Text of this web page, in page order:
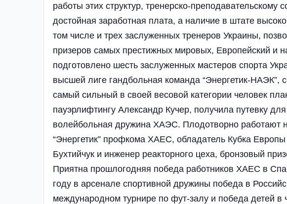
работы этих структур, тренерско-преподавательскому
достойная заработная плата, а наличие в штате
том числе и трех заслуженных тренеров Украины,
призеров самых престижных мировых, Европейский и
подготовлено шесть заслуженных мастеров спорта
высшей лиге гандбольная команда “Энергетик-НАЭК”,
самый сильный в своей весовой категории человек
пауэрлифтингу Александр Кучер, получила путевку
волейбольная дружина ХАЭС. Плодотворно работают
“Энергетик” профкома ХАЕС, обладатель Кубка
Бухтийчук и инженер реакторного цеха, бронзовый
Приятна прошлогодняя победа работников ХАЕС в
году в арсенале спортивной дружины победа в
международном турнире по фут-залу и победа детей в